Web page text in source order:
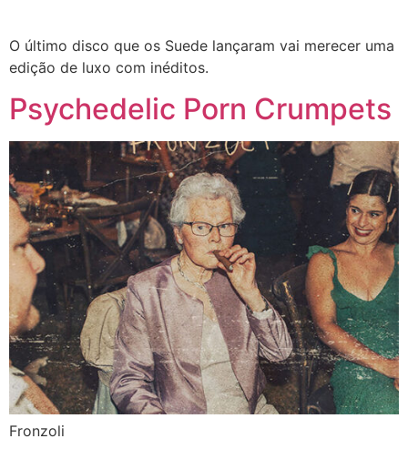
O último disco que os Suede lançaram vai merecer uma
edição de luxo com inéditos.
Psychedelic Porn Crumpets
Fronzoli